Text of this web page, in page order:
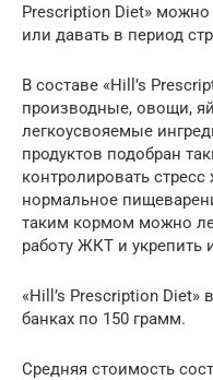
Prescription Diet»
или давать в период
В составе «Hill’s
производные, овощи,
легкоусвояемые
продуктов подобран
контролировать
нормальное
таким кормом можно
работу ЖКТ и укрепить
«Hill’s Prescription Diet»
банках по 150 грамм.
Средняя стоимость